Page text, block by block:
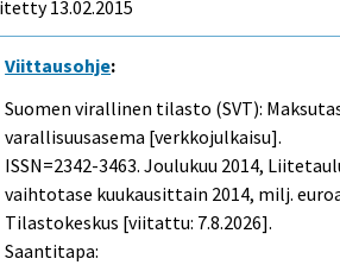
13.02.2015
Viittausohje:
Suomen virallinen tilasto (SVT):
varallisuusasema [verkkojulkaisu].
ISSN=2342-3463.Joulukuu 2014,
vaihtotase kuukausittain 2014, milj.
Tilastokeskus [viitattu: 7.8.2026].
Saantitapa: